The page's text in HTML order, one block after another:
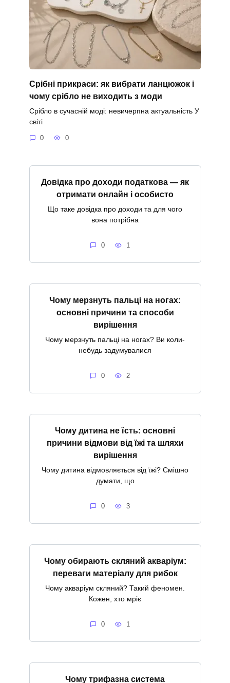
Срібні прикраси: як вибрати ланцюжок і
чому срібло не виходить з моди
Срібло в сучасній моді: невичерпна актуальність У
світі
0 0
Довідка про доходи податкова — як
отримати онлайн і особисто
Що таке довідка про доходи та для чого
вона потрібна
0 1
Чому мерзнуть пальці на ногах:
основні причини та способи
вирішення
Чому мерзнуть пальці на ногах? Ви коли-
небудь задумувалися
0 2
Чому дитина не їсть: основні
причини відмови від їжі та шляхи
вирішення
Чому дитина відмовляється від їжі? Смішно
думати, що
0 3
Чому обирають скляний акваріум:
переваги матеріалу для рибок
Чому акваріум скляний? Такий феномен.
Кожен, хто мріє
0 1
Чому трифазна система